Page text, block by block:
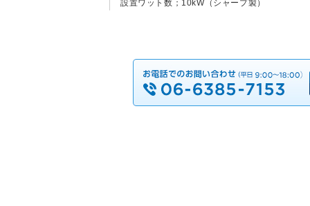
設置ワット数；10kW（シャープ製）